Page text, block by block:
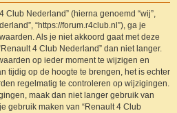
Club Nederland” (hierna genoemd “wij”,
“https://forum.r4club.nl”), ga je
Als je niet akkoord gaat met deze
4 Club Nederland” dan niet langer.
op ieder moment te wijzigen en
tijdig op de hoogte te brengen, het is echter
regelmatig te controleren op wijzigingen.
maak dan niet langer gebruik van
gebruik maken van “Renault 4 Club